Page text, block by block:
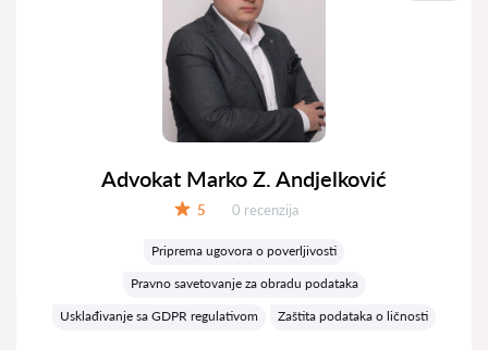
Advokat Marko Z. Andjelković
5 Recenzija:
0 recenzija
Priprema ugovora o poverljivosti
Pravno savetovanje za obradu podataka
Usklađivanje sa GDPR regulativom
Zaštita podataka o ličnosti